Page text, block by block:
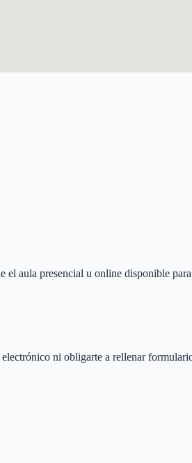
el aula presencial u online disponible
ni obligarte a rellenar